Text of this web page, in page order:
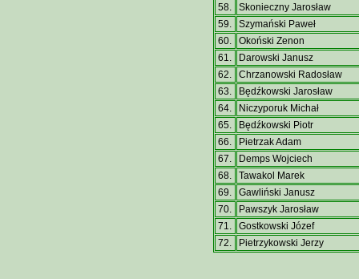
58.
Skonieczny Jarosław
59.
Szymański Paweł
60.
Okoński Zenon
61.
Darowski Janusz
62.
Chrzanowski Radosław
63.
Będźkowski Jarosław
64.
Niczyporuk Michał
65.
Będźkowski Piotr
66.
Pietrzak Adam
67.
Demps Wojciech
68.
Tawakol Marek
69.
Gawliński Janusz
70.
Pawszyk Jarosław
71.
Gostkowski Józef
72.
Pietrzykowski Jerzy